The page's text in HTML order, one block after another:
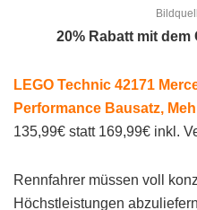
20% Rabatt mit dem
LEGO Technic 42171
Performance Bausatz,
135,99€ statt 169,99€ inkl.
Rennfahrer müssen voll
Höchstleistungen